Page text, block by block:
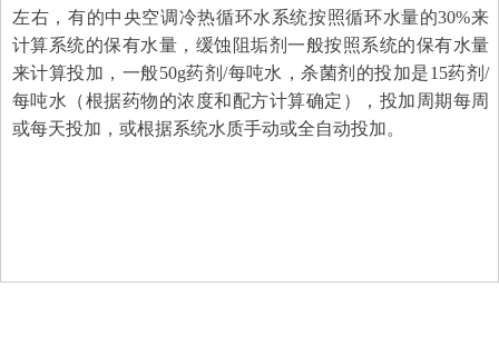
左右，有的中央空调冷热循环水系统按照循环水量的30%来
计算系统的保有水量，缓蚀阻垢剂一般按照系统的保有水量
来计算投加，一般50g药剂/每吨水，杀菌剂的投加是15药剂/
每吨水（根据药物的浓度和配方计算确定），投加周期每周
或每天投加，或根据系统水质手动或全自动投加。